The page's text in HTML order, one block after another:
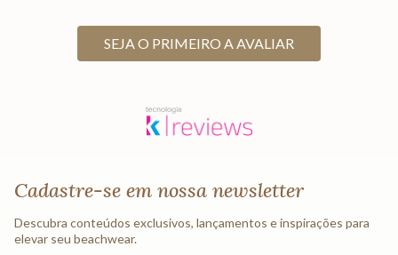
SEJA O PRIMEIRO A AVALIAR
Cadastre-se em nossa newsletter
Descubra conteúdos exclusivos, lançamentos e inspirações para
elevar seu beachwear.